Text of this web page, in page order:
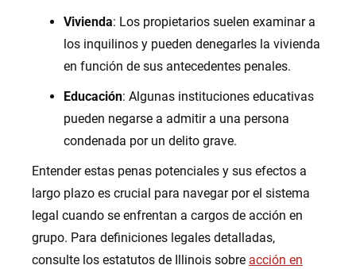
Vivienda: Los propietarios suelen examinar a
los inquilinos y pueden denegarles la vivienda
en función de sus antecedentes penales.
Educación: Algunas instituciones educativas
pueden negarse a admitir a una persona
condenada por un delito grave.
Entender estas penas potenciales y sus efectos a
largo plazo es crucial para navegar por el sistema
legal cuando se enfrentan a cargos de acción en
grupo. Para definiciones legales detalladas,
consulte los estatutos de Illinois sobre acción en